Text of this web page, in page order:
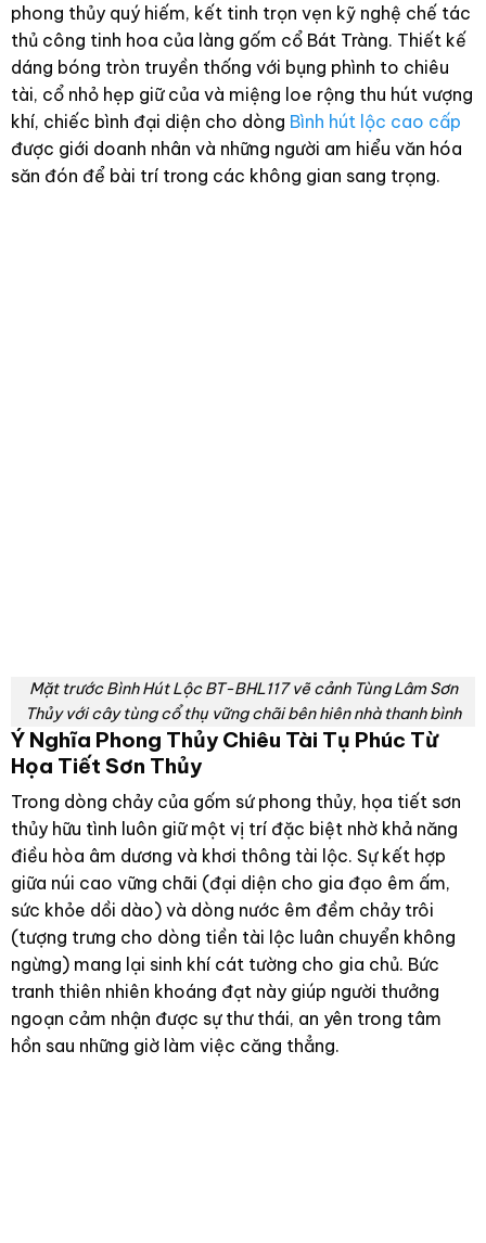
phong thủy quý hiếm, kết tinh trọn vẹn kỹ nghệ chế tác
thủ công tinh hoa của làng gốm cổ Bát Tràng. Thiết kế
dáng bóng tròn truyền thống với bụng phình to chiêu
tài, cổ nhỏ hẹp giữ của và miệng loe rộng thu hút vượng
khí, chiếc bình đại diện cho dòng Bình hút lộc cao cấp
được giới doanh nhân và những người am hiểu văn hóa
săn đón để bài trí trong các không gian sang trọng.
Mặt trước Bình Hút Lộc BT-BHL117 vẽ cảnh Tùng Lâm Sơn
Thủy với cây tùng cổ thụ vững chãi bên hiên nhà thanh bình
Ý Nghĩa Phong Thủy Chiêu Tài Tụ Phúc Từ
Họa Tiết Sơn Thủy
Trong dòng chảy của gốm sứ phong thủy, họa tiết sơn
thủy hữu tình luôn giữ một vị trí đặc biệt nhờ khả năng
điều hòa âm dương và khơi thông tài lộc. Sự kết hợp
giữa núi cao vững chãi (đại diện cho gia đạo êm ấm,
sức khỏe dồi dào) và dòng nước êm đềm chảy trôi
(tượng trưng cho dòng tiền tài lộc luân chuyển không
ngừng) mang lại sinh khí cát tường cho gia chủ. Bức
tranh thiên nhiên khoáng đạt này giúp người thưởng
ngoạn cảm nhận được sự thư thái, an yên trong tâm
hồn sau những giờ làm việc căng thẳng.